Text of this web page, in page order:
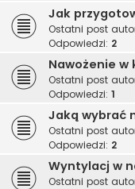
Jak
Ostatni post
Odpowiedzi: 2
Nawożenie w
Ostatni post
Odpowiedzi: 1
Jaką wybrać
Ostatni post
Odpowiedzi: 2
Wyntylacj w
Ostatni post